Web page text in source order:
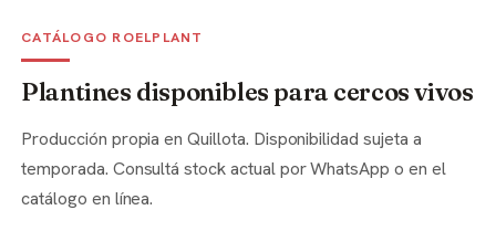
CATÁLOGO ROELPLANT
Plantines disponibles para cercos vivos
Producción propia en Quillota. Disponibilidad sujeta a
temporada. Consultá stock actual por WhatsApp o en el
catálogo en línea.